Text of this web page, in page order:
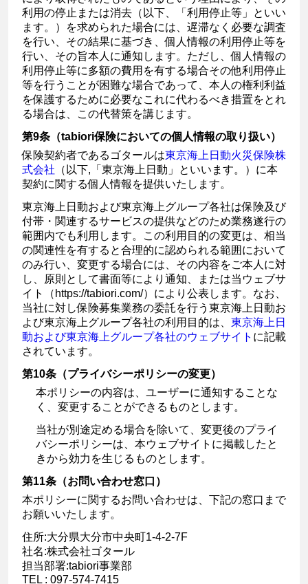
利用の停止または消去（以下、「利用停止等」といい
ます。）を求められた場合には、遅滞なく必要な調査
を行い、その結果に基づき、個人情報の利用停止等を
行い、その旨本人に通知します。ただし、個人情報の
利用停止等に多額の費用を有する場合その他利用停止
等を行うことが困難な場合であって、本人の権利利益
を保護するために必要なこれに代わるべき措置をとれ
る場合は、この代替策を講じます。
第9条（tabiori保険においての個人情報の取り扱い）
保険契約者であるゴタールは東京海上日動火災保険株
式会社 （以下,「東京海上日動」といいます。）に本
契約に関する個人情報を提供いたします。
東京海上日動および東京海上グループ各社は保険及び
付帯・関連するサービスの提供などのため業務遂行の
範囲内でも利用します。この利用目的の変更は、相当
の関連性を有すると合理的に認められる範囲において
のみ行い、変更する場合には、その内容をご本人に対
し、原則として書面等により通知、または当ウェブサ
イト（https://tabiori.com/）により公表します。なお、
当社に対し保険募集業務の委託を行う東京海上日動お
よび東京海上グループ各社の利用目的は、 東京海上日
動および東京海上グループ各社のウェブサイト に記載
されています。
第10条（プライバシーポリシーの変更）
本ポリシーの内容は、ユーザーに通知することな
く、変更することができるものとします。
当社が別途定める場合を除いて、変更後のプライ
バシーポリシーは、本ウェブサイトに掲載したと
きから効力を生じるものとします。
第11条（お問い合わせ窓口）
本ポリシーに関するお問い合わせは、下記の窓口まで
お願いいたします。
住所:大分県大分市中央町1-4-2-7F
社名:株式会社ゴタール
担当部署:tabiori事業部
TEL : 097-574-7415